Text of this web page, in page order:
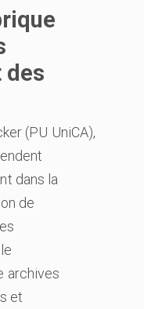
des
(PU UniCA),
dans la
de
archives
et